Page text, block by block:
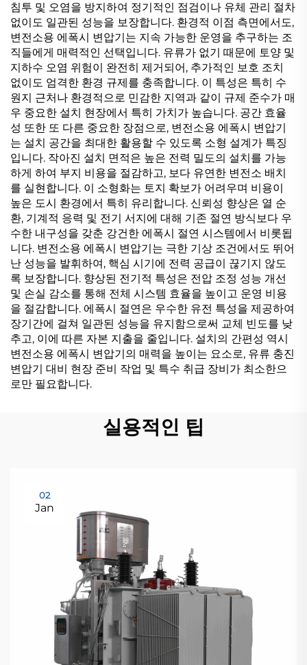
침투 및 오염을 방지하여 정기적인 점검이나 유체 관리 절차
없이도 일관된 성능을 보장합니다. 환경적 이점 측면에서도,
변전소용 에폭시 변압기는 지속 가능한 운영을 추구하는 조
직들에게 매력적인 선택입니다. 유류가 없기 때문에 토양 및
지하수 오염 위험이 완전히 제거되어, 추가적인 보호 조치
없이도 엄격한 환경 규제를 충족합니다. 이 특성은 특히 수
원지 근처나 환경적으로 민감한 지역과 같이 규제 준수가 매
우 중요한 설치 현장에서 특히 가치가 높습니다. 공간 효율
성 또한 또 다른 중요한 장점으로, 변전소용 에폭시 변압기
는 설치 공간을 최대한 활용할 수 있도록 소형 설계가 특징
입니다. 작아진 설치 면적은 높은 전력 밀도의 설치를 가능
하게 하여 부지 비용을 절감하고, 보다 유연한 변전소 배치
를 실현합니다. 이 소형화는 토지 확보가 어려우며 비용이
높은 도시 환경에서 특히 유리합니다. 신뢰성 향상은 열 순
환, 기계적 응력 및 전기 서지에 대해 기존 절연 방식보다 우
수한 내구성을 갖춘 강건한 에폭시 절연 시스템에서 비롯됩
니다. 변전소용 에폭시 변압기는 극한 기상 조건에서도 뛰어
난 성능을 발휘하여, 핵심 시기에 전력 공급이 끊기지 않도
록 보장합니다. 향상된 전기적 특성은 전압 조정 성능 개선
및 손실 감소를 통해 전체 시스템 효율을 높이고 운영 비용
을 절감합니다. 에폭시 절연은 우수한 유전 특성을 제공하여
장기간에 걸쳐 일관된 성능을 유지함으로써 교체 빈도를 낮
추고, 이에 따른 자본 지출을 줄입니다. 설치의 간편성 역시
변전소용 에폭시 변압기의 매력을 높이는 요소로, 유류 충진
변압기 대비 현장 준비 작업 및 특수 취급 장비가 최소한으
로만 필요합니다.
실용적인 팁
02
Jan